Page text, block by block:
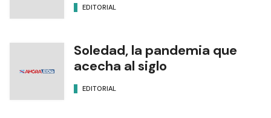
EDITORIAL
Soledad, la pandemia que
acecha al siglo
EDITORIAL